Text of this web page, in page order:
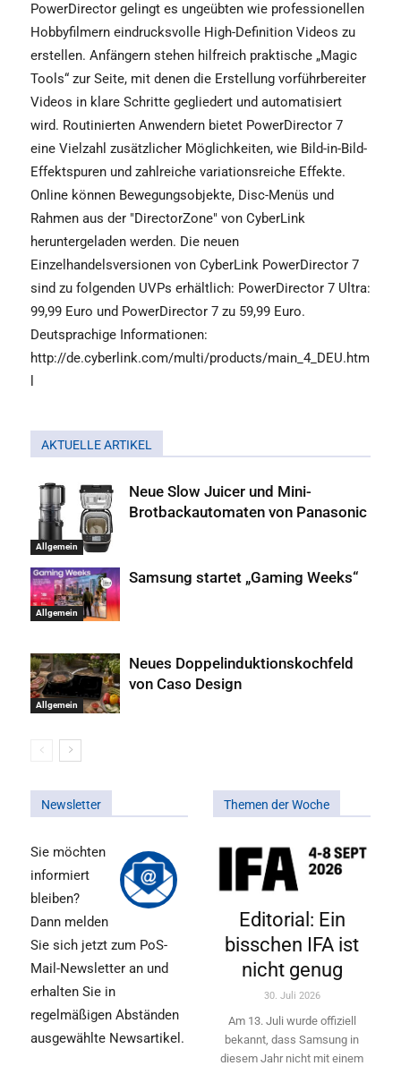
PowerDirector gelingt es ungeübten wie professionellen
Hobbyfilmern eindrucksvolle High-Definition Videos zu
erstellen. Anfängern stehen hilfreich praktische „Magic
Tools“ zur Seite, mit denen die Erstellung vorführbereiter
Videos in klare Schritte gegliedert und automatisiert
wird. Routinierten Anwendern bietet PowerDirector 7
eine Vielzahl zusätzlicher Möglichkeiten, wie Bild-in-Bild-
Effektspuren und zahlreiche variationsreiche Effekte.
Online können Bewegungsobjekte, Disc-Menüs und
Rahmen aus der "DirectorZone" von CyberLink
heruntergeladen werden. Die neuen
Einzelhandelsversionen von CyberLink PowerDirector 7
sind zu folgenden UVPs erhältlich: PowerDirector 7 Ultra:
99,99 Euro und PowerDirector 7 zu 59,99 Euro.
Deutsprachige Informationen:
http://de.cyberlink.com/multi/products/main_4_DEU.htm
AKTUELLE ARTIKEL
Allgemein
Neue Slow Juicer und Mini-
Brotbackautomaten von Panasonic
Allgemein
Samsung startet „Gaming Weeks“
Allgemein
Neues Doppelinduktionskochfeld
von Caso Design
Newsletter
Sie möchten
informiert
bleiben?
Dann melden
Sie sich jetzt zum PoS-
Mail-Newsletter an und
erhalten Sie in
regelmäßigen Abständen
ausgewählte Newsartikel.
Themen der Woche
Editorial: Ein
bisschen IFA ist
nicht genug
30. Juli 2026
Am 13. Juli wurde offiziell
bekannt, dass Samsung in
diesem Jahr nicht mit einem